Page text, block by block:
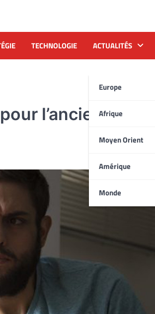
TECHNOLOGIE ACTUALITÉS
Europe
Afrique
Moyen Orient
Amérique
Monde
l’ancien député